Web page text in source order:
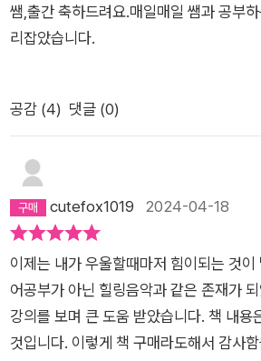
쌤,출간 축하드려요.매일매일 쌤과 공부
리잡았습니다.
공감 (4) 댓글 (0)
cutefox1019 2024-04-18
이제는 내가 우울할때마저 힘이되는 것이
어공부가 아닌 힐링음악과 같은 존재가
강의를 보며 큰 도움 받았습니다. 책 내용
것입니다. 이렇게 책 구매라도해서 감사